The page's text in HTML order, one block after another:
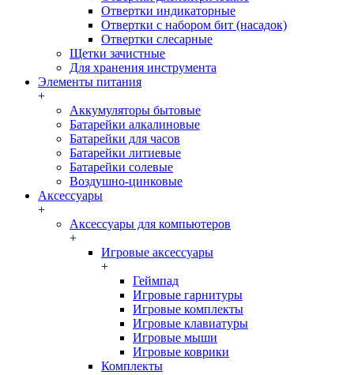
Отвертки индикаторные
Отвертки с набором бит (насадок)
Отвертки слесарные
Щетки зачистные
Для хранения инструмента
Элементы питания
+
Аккумуляторы бытовые
Батарейки алкалиновые
Батарейки для часов
Батарейки литиевые
Батарейки солевые
Воздушно-цинковые
Аксессуары
+
Аксессуары для компьютеров
+
Игровые аксессуары
+
Геймпад
Игровые гарнитуры
Игровые комплекты
Игровые клавиатуры
Игровые мыши
Игровые коврики
Комплекты